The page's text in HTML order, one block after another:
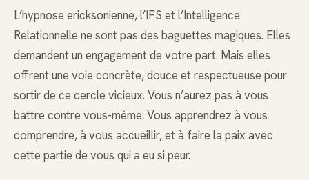
L’hypnose ericksonienne, l’IFS et l’Intelligence
Relationnelle ne sont pas des baguettes magiques. Elles
demandent un engagement de votre part. Mais elles
offrent une voie concrète, douce et respectueuse pour
sortir de ce cercle vicieux. Vous n’aurez pas à vous
battre contre vous-même. Vous apprendrez à vous
comprendre, à vous accueillir, et à faire la paix avec
cette partie de vous qui a eu si peur.